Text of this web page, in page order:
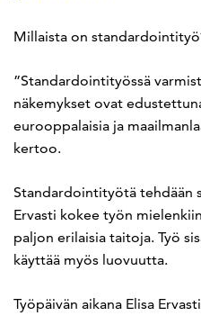
Millaista on
”Standardointityössä
näkemykset ovat
eurooppalaisia ja
kertoo.
Standardointityötä tehdään
Ervasti kokee työn
paljon erilaisia taitoja. Työ
käyttää myös luovuutta.
Työpäivän aikana Elisa